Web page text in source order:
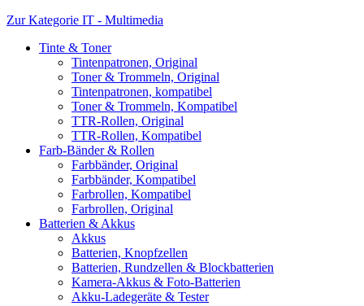
Zur Kategorie IT - Multimedia
Tinte & Toner
Tintenpatronen, Original
Toner & Trommeln, Original
Tintenpatronen, kompatibel
Toner & Trommeln, Kompatibel
TTR-Rollen, Original
TTR-Rollen, Kompatibel
Farb-Bänder & Rollen
Farbbänder, Original
Farbbänder, Kompatibel
Farbrollen, Kompatibel
Farbrollen, Original
Batterien & Akkus
Akkus
Batterien, Knopfzellen
Batterien, Rundzellen & Blockbatterien
Kamera-Akkus & Foto-Batterien
Akku-Ladegeräte & Tester